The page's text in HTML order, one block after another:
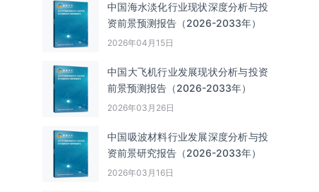
中国海水淡化行业现状深度分析与投
资前景预测报告（2026-2033年）
2026年04月15日
中国大飞机行业发展现状分析与投资
前景预测报告（2026-2033年）
2026年03月26日
中国吸波材料行业发展深度分析与投
资前景研究报告（2026-2033年）
2026年03月16日